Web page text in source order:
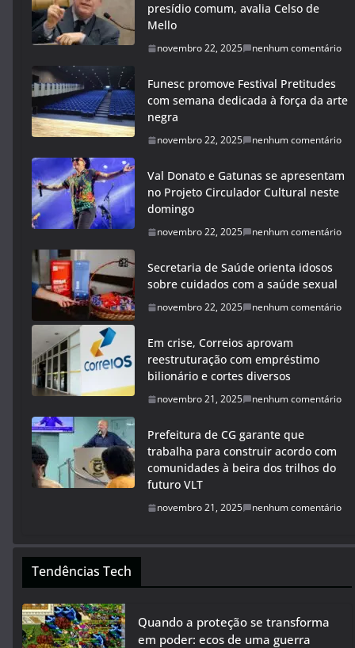
presídio comum, avalia Celso de
Mello
novembro 22, 2025 nenhum comentário
Funesc promove Festival Pretitudes
com semana dedicada à força da arte
negra
novembro 22, 2025 nenhum comentário
Val Donato e Gatunas se apresentam
no Projeto Circulador Cultural neste
domingo
novembro 22, 2025 nenhum comentário
Secretaria de Saúde orienta idosos
sobre cuidados com a saúde sexual
novembro 22, 2025 nenhum comentário
Em crise, Correios aprovam
reestruturação com empréstimo
bilionário e cortes diversos
novembro 21, 2025 nenhum comentário
Prefeitura de CG garante que
trabalha para construir acordo com
comunidades à beira dos trilhos do
futuro VLT
novembro 21, 2025 nenhum comentário
Tendências Tech
Quando a proteção se transforma
em poder: ecos de uma guerra